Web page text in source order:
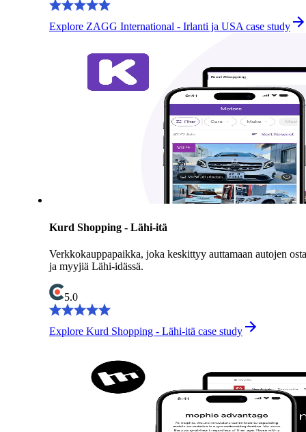
Explore ZAGG International - Irlanti ja USA case study
Kurd Shopping - Lähi-itä
Verkkokauppapaikka, joka keskittyy auttamaan autojen
ja myyjiä Lähi-idässä.
5.0
Explore Kurd Shopping - Lähi-itä case study